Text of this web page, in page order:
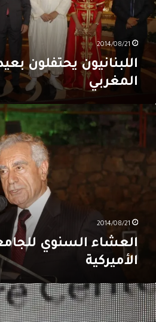
2014/08/21
اللبنانيون يحتفلون
المغربي
العشاء
السنوي
اللبنانية
2014/08/21
العشاء السنوي
الأميركية
عشرون
عاماً
على